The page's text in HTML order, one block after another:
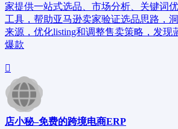
家提供一站式选品、市场分析、关键词
工具，帮助亚马逊卖家验证选品思路，
来源，优化listing和调整售卖策略，发现
爆款
店小秘–免费的跨境电商ERP